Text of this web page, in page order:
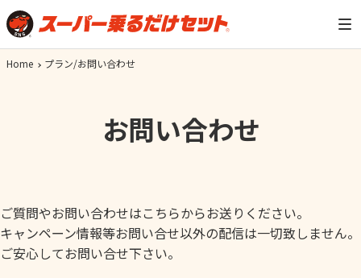
Home プラン/お問い合わせ
お問い合わせ
ご質問やお問い合わせはこちらからお送りください。
キャンペーン情報等お問い合せ以外の配信は一切致しません。
ご安心してお問い合せ下さい。